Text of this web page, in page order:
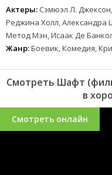
Актеры: Сэмюэл Л.
Реджина Холл, Александра
Метод Мэн, Исаак Де
Жанр:Боевик, Комедия,
Смотреть Шафт
в
Смотреть онлайн